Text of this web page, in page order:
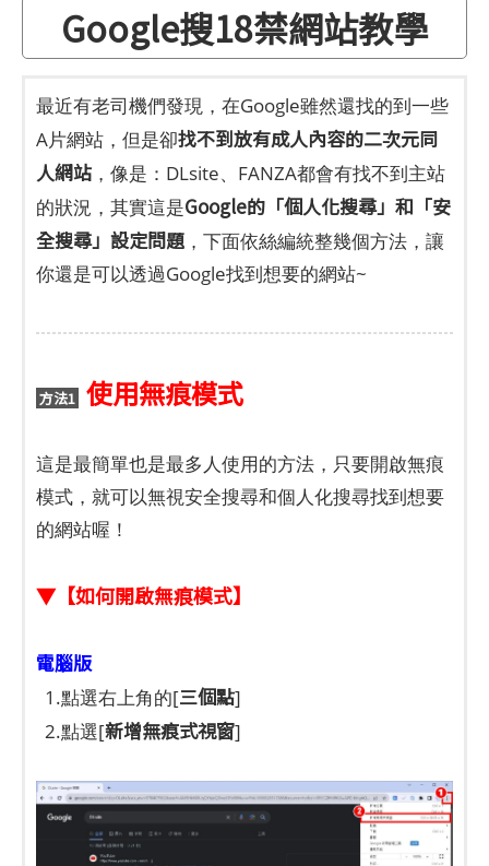
Google搜18禁網站教學
最近有老司機們發現，在Google雖然還找的到一些
A片網站，但是卻找不到放有成人內容的二次元同
人網站 ，像是：DLsite、FANZA都會有找不到主站
的狀況，其實這是Google的「個人化搜尋」和「安
全搜尋」設定問題 ，下面依絲編統整幾個方法，讓
你還是可以透過Google找到想要的網站~
方法1 使用無痕模式
這是最簡單也是最多人使用的方法，只要開啟無痕
模式，就可以無視安全搜尋和個人化搜尋找到想要
的網站喔！
▼【如何開啟無痕模式】
電腦版
1.點選右上角的[三個點]
2.點選[新增無痕式視窗]